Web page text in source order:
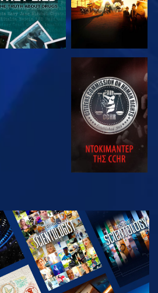
ΠΑΡΑΚΟΛΟΥΘΗΣΤΕ
ΕΞΕΡΕΥΝΗΣΤΕ
ΤΗ ΣΕΙΡΑ